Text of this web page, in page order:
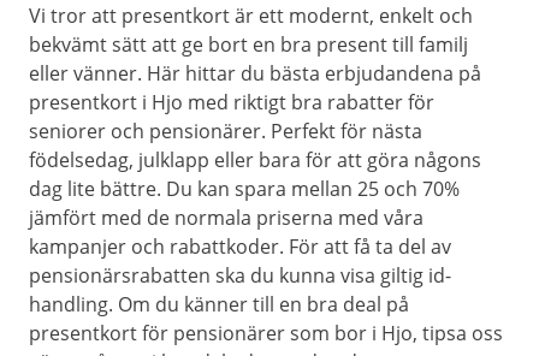
Vi tror att presentkort är ett modernt, enkelt och
bekvämt sätt att ge bort en bra present till familj
eller vänner. Här hittar du bästa erbjudandena på
presentkort i Hjo med riktigt bra rabatter för
seniorer och pensionärer. Perfekt för nästa
födelsedag, julklapp eller bara för att göra någons
dag lite bättre. Du kan spara mellan 25 och 70%
jämfört med de normala priserna med våra
kampanjer och rabattkoder. För att få ta del av
pensionärsrabatten ska du kunna visa giltig id-
handling. Om du känner till en bra deal på
presentkort för pensionärer som bor i Hjo, tipsa oss